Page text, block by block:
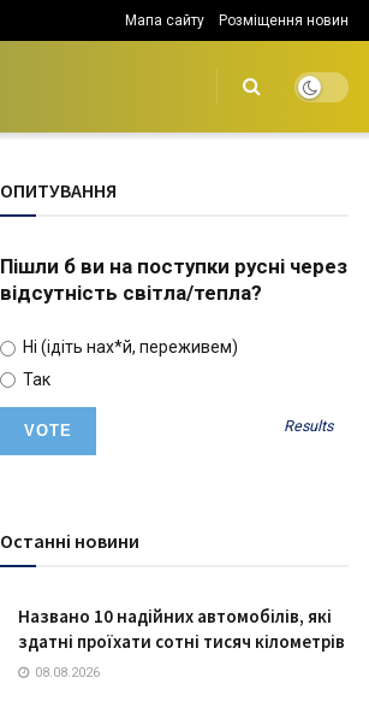
Мапа сайту Розміщення новин
ОПИТУВАННЯ
Пішли б ви на поступки русні через
відсутність світла/тепла?
Ні (ідіть нах*й, переживем)
Так
Results
Останні новини
Названо 10 надійних автомобілів, які
здатні проїхати сотні тисяч кілометрів
08.08.2026